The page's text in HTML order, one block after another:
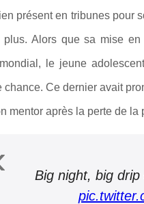
présent en tribunes pour
plus. Alors que sa mise
le jeune
chance. Ce dernier avait
mentor après la perte de
Big night, big drip